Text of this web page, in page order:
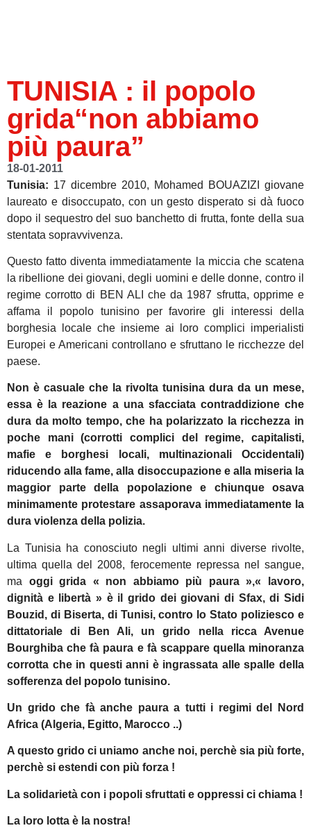
TUNISIA : il popolo
grida“non abbiamo
più paura”
18-01-2011
Tunisia: 17 dicembre 2010, Mohamed BOUAZIZI giovane
laureato e disoccupato, con un gesto disperato si dà fuoco
dopo il sequestro del suo banchetto di frutta, fonte della sua
stentata sopravvivenza.
Questo fatto diventa immediatamente la miccia che scatena
la ribellione dei giovani, degli uomini e delle donne, contro il
regime corrotto di BEN ALI che da 1987 sfrutta, opprime e
affama il popolo tunisino per favorire gli interessi della
borghesia locale che insieme ai loro complici imperialisti
Europei e Americani controllano e sfruttano le ricchezze del
paese.
Non è casuale che la rivolta tunisina dura da un mese,
essa è la reazione a una sfacciata contraddizione che
dura da molto tempo, che ha polarizzato la ricchezza in
poche mani (corrotti complici del regime, capitalisti,
mafie e borghesi locali, multinazionali Occidentali)
riducendo alla fame, alla disoccupazione e alla miseria la
maggior parte della popolazione e chiunque osava
minimamente protestare assaporava immediatamente la
dura violenza della polizia.
La Tunisia ha conosciuto negli ultimi anni diverse rivolte,
ultima quella del 2008, ferocemente repressa nel sangue,
ma oggi grida « non abbiamo più paura »,« lavoro,
dignità e libertà » è il grido dei giovani di Sfax, di Sidi
Bouzid, di Biserta, di Tunisi, contro lo Stato poliziesco e
dittatoriale di Ben Ali, un grido nella ricca Avenue
Bourghiba che fà paura e fà scappare quella minoranza
corrotta che in questi anni è ingrassata alle spalle della
sofferenza del popolo tunisino.
Un grido che fà anche paura a tutti i regimi del Nord
Africa (Algeria, Egitto, Marocco ..)
A questo grido ci uniamo anche noi, perchè sia più forte,
perchè si estendi con più forza !
La solidarietà con i popoli sfruttati e oppressi ci chiama !
La loro lotta è la nostra!